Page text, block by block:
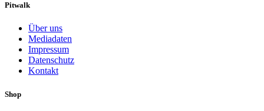
Pitwalk
Über uns
Mediadaten
Impressum
Datenschutz
Kontakt
Shop